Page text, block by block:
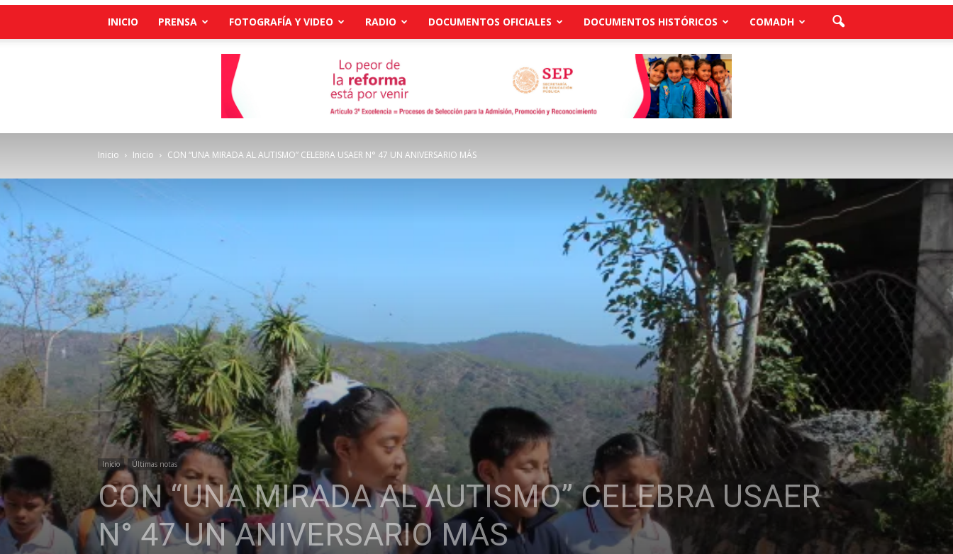
de
la
INICIO PRENSA FOTOGRAFÍA Y VIDEO RADIO DOCUMENTOS OFICIALES DOCUMENTOS HISTÓRICOS COMADH
Inicio Inicio CON “UNA MIRADA AL AUTISMO” CELEBRA USAER N° 47 UN ANIVERSARIO MÁS
Inicio Últimas notas
CON “UNA MIRADA AL AUTISMO” CELEBRA USAER
N° 47 UN ANIVERSARIO MÁS